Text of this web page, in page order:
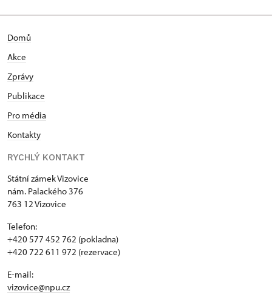
Domů
Akce
Zprávy
Publikace
Pro média
Kontakty
RYCHLÝ KONTAKT
Státní zámek Vizovice
nám. Palackého 376
763 12 Vizovice
Telefon:
+420 577 452 762 (pokladna)
+420 722 611 972 (rezervace)
E-mail:
vizovice@npu.cz